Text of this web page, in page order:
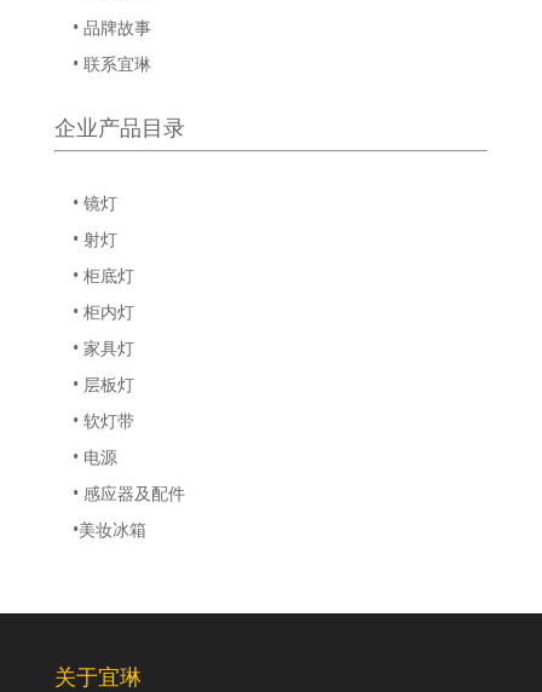
• 品牌故事
• 联系宜琳
企业产品目录
• 镜灯
• 射灯
• 柜底灯
• 柜内灯
• 家具灯
• 层板灯
• 软灯带
• 电源
• 感应器及配件
•美妆冰箱
关于宜琳